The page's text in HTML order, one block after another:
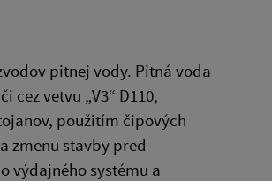
pitnej vody. Pitná voda
vetvu „V3“ D110,
použitím čipových
zmenu stavby pred
výdajného systému a